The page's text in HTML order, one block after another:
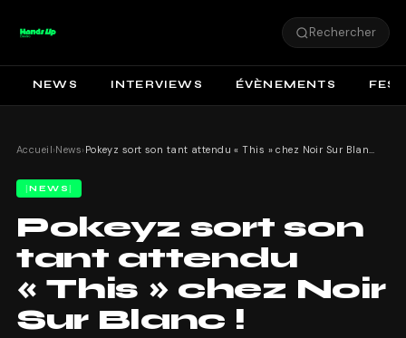
Rechercher
NEWS INTERVIEWS ÉVÈNEMENTS
Accueil›News› Pokeyz sort son tant attendu « This » chez Noir Sur Blanc !
NEWS
Pokeyz sort son
tant attendu
« This » chez Noir
Sur Blanc !